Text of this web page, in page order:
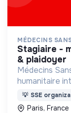
MÉDECINS
stagiaire - mission france - communication
& plaidoyer
Médecins
humanitaire
médicale à
menacée.
💡 SSE
Paris, France